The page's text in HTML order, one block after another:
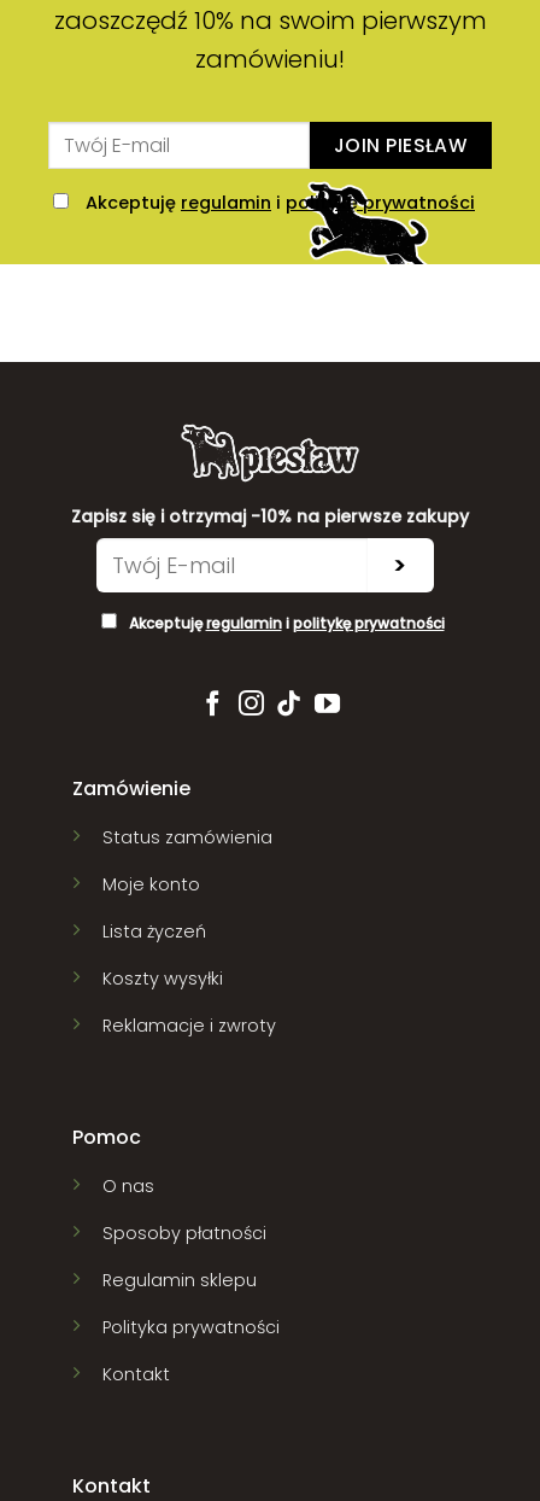
zaoszczędź 10% na swoim pierwszym
zamówieniu!
JOIN PIESŁAW
Akceptuję regulamin i politykę prywatności
Zapisz się i otrzymaj -10% na pierwsze zakupy
>
Akceptujęregulaminipolitykę prywatności
Zamówienie
Status zamówienia
Moje konto
Lista życzeń
Koszty wysyłki
Reklamacje i zwroty
Pomoc
O nas
Sposoby płatności
Regulamin sklepu
Polityka prywatności
Kontakt
Kontakt